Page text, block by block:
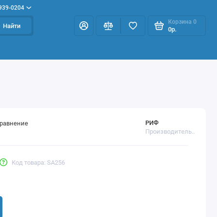
0204
Найти
Корзина 0
0р.
Код товара: SA256
РИФ
Производитель..